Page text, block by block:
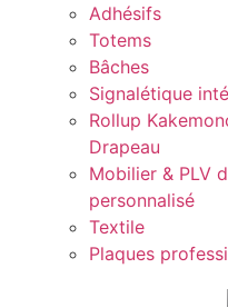
Adhésifs
Totems
Bâches
Signalétique
Rollup
Drapeau
Mobilier & PLV
personnalisé
Textile
Plaques